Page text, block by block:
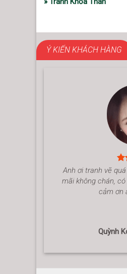
Ý KIẾN KHÁCH HÀNG
Anh ơi tranh vẽ
mãi không chán,
cảm ơn
Quỳnh